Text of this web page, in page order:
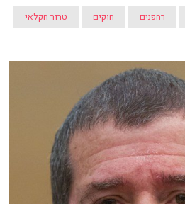
רחפנים חוקים טרור חקלאי